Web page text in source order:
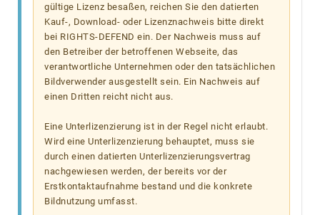
gültige Lizenz besaßen, reichen Sie den datierten
Kauf-, Download- oder Lizenznachweis bitte direkt
bei RIGHTS-DEFEND ein. Der Nachweis muss auf
den Betreiber der betroffenen Webseite, das
verantwortliche Unternehmen oder den tatsächlichen
Bildverwender ausgestellt sein. Ein Nachweis auf
einen Dritten reicht nicht aus.
Eine Unterlizenzierung ist in der Regel nicht erlaubt.
Wird eine Unterlizenzierung behauptet, muss sie
durch einen datierten Unterlizenzierungsvertrag
nachgewiesen werden, der bereits vor der
Erstkontaktaufnahme bestand und die konkrete
Bildnutzung umfasst.